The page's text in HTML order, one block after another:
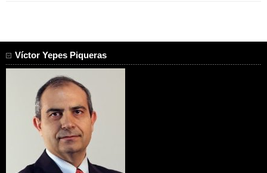
Víctor Yepes Piqueras